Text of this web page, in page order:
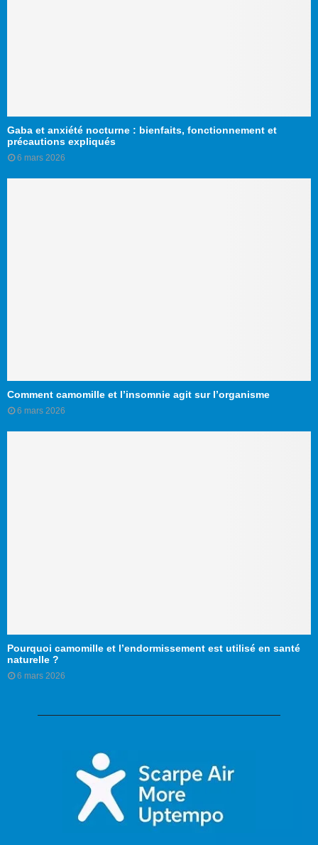
Gaba et anxiété nocturne : bienfaits, fonctionnement et
précautions expliqués
6 mars 2026
Comment camomille et l’insomnie agit sur l’organisme
6 mars 2026
Pourquoi camomille et l’endormissement est utilisé en santé
naturelle ?
6 mars 2026